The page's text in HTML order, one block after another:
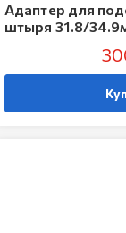
Адаптер для
штыря 31.8/